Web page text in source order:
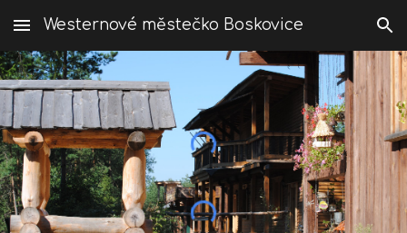
Skip to main content Skip to navigation
Westernové městečko Boskovice